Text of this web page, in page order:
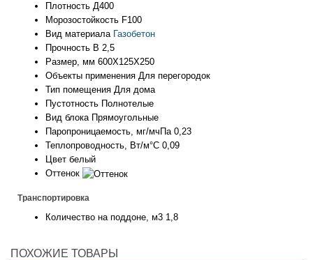
Плотность Д400
Морозостойкость F100
Вид материала Газобетон
Прочность B 2,5
Размер, мм 600X125X250
Объекты применения Для перегородок
Тип помещения Для дома
Пустотность Полнотелые
Вид блока Прямоугольные
Паропроницаемость, мг/мчПа 0,23
Теплопроводность, Вт/м°С 0,09
Цвет белый
Оттенок
Транспортировка
Количество на поддоне, м3 1,8
ПОХОЖИЕ ТОВАРЫ